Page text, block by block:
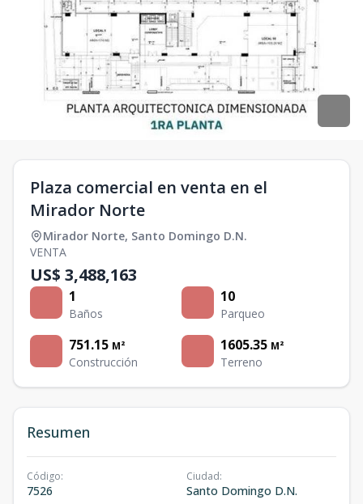
Plaza comercial en venta en el
Mirador Norte
Mirador Norte, Santo Domingo D.N.
VENTA
US$ 3,488,163
1
Baños
10
Parqueo
751.15 M²
Construcción
1605.35 M²
Terreno
Resumen
Código:
7526
Ciudad:
Santo Domingo D.N.